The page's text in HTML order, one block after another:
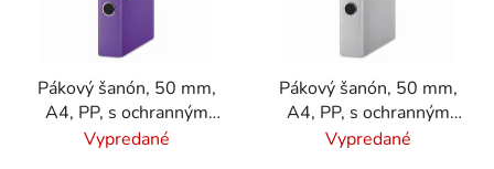
Pákový šanón, 50 mm,
A4, PP, s ochranným
spodným kovaním,
Vypredané
Pákový šanón, 50 mm,
A4, PP, s ochranným
spodným kovaním,
Vypredané